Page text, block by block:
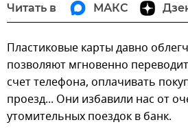
Читать в МАКС
Пластиковые карты давно
позволяют мгновенно
счет телефона, оплачивать
проезд... Они избавили нас от
утомительных поездок в банк.